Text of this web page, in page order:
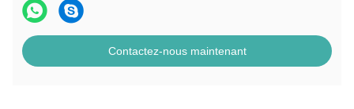
Contactez-nous maintenant